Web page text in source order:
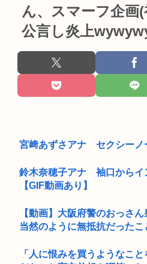
ん、スマーフ企画
公言し炎上
宮﨑あずさアナ セクシーノ
鈴木奈穂子アナ 袖口からイ
【GIF動画あり】
【動画】大阪府警のおっさ
当然のように無抵抗だったこ
「人に恨みを買うようなこ